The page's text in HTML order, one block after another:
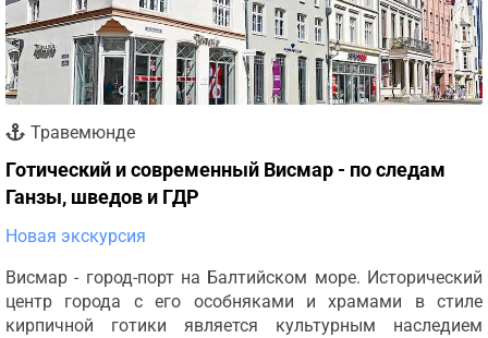
Травемюнде
Готический и современный Висмар - по следам
Ганзы, шведов и ГДР
Новая экскурсия
Висмар - город-порт на Балтийском море. Исторический
центр города с его особняками и храмами в стиле
кирпичной готики является культурным наследием